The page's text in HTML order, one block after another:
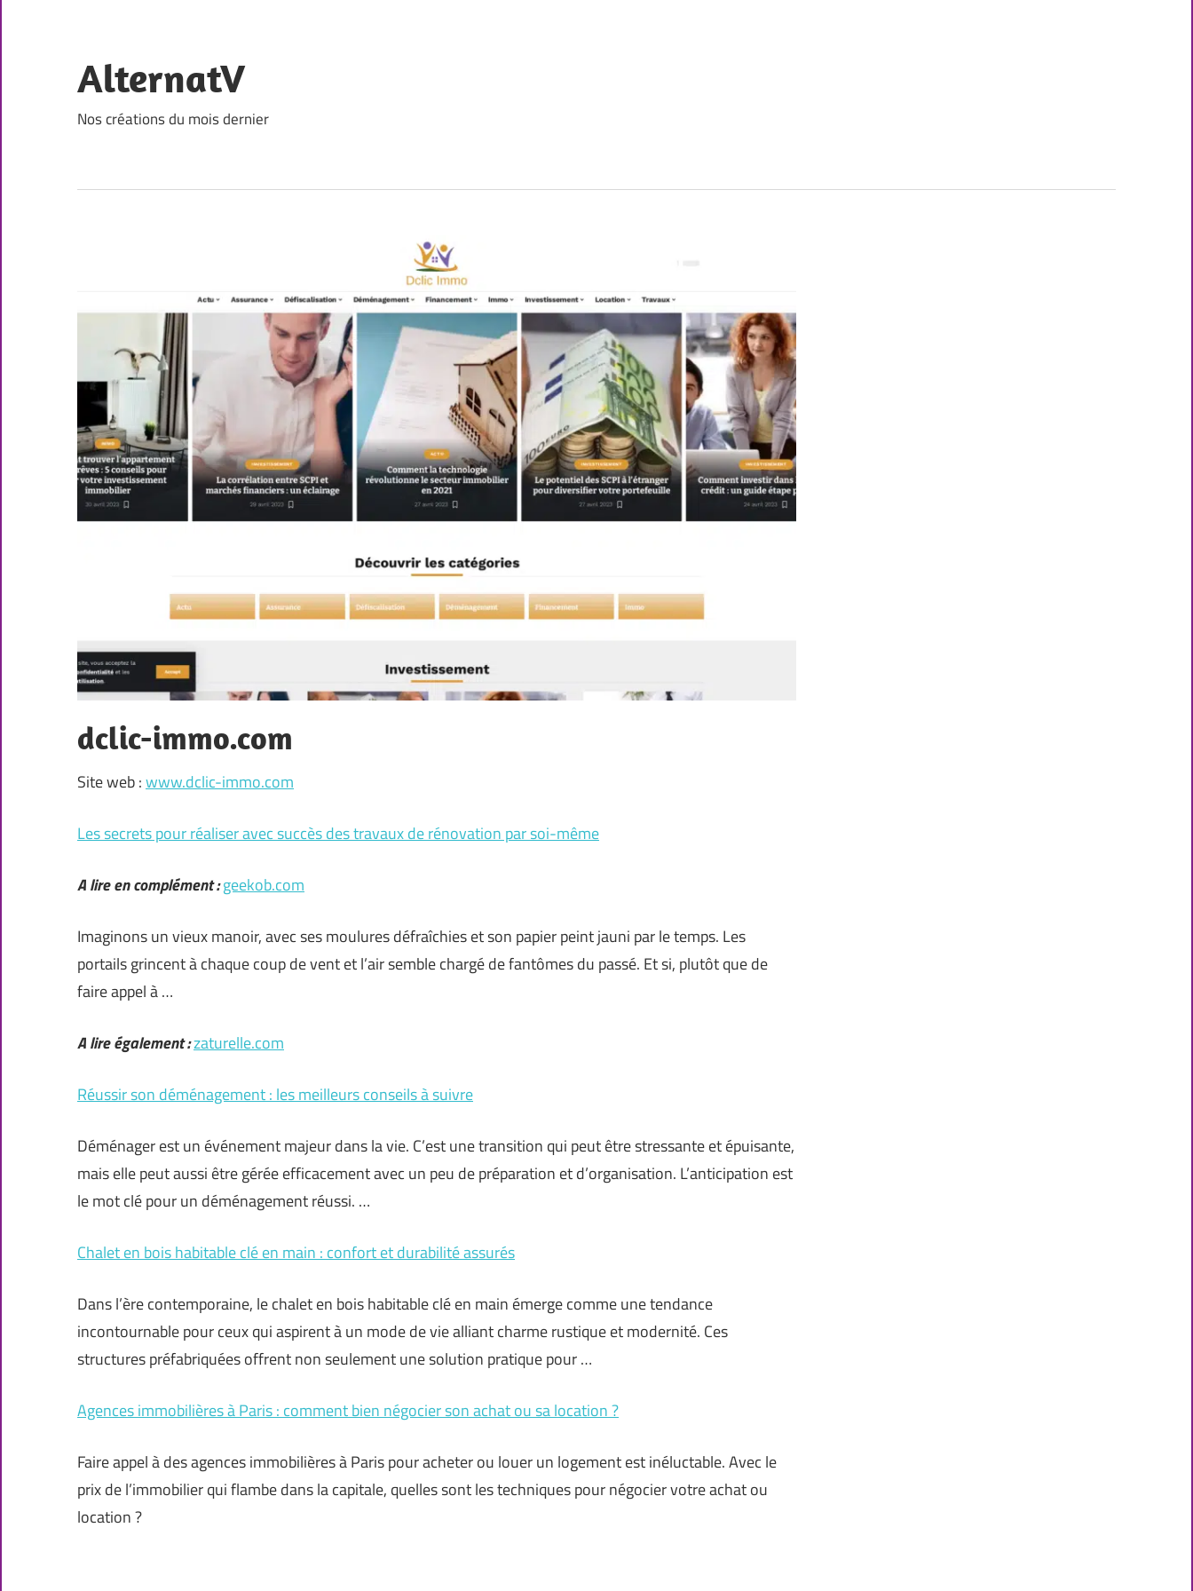
content
AlternatV
Nos créations du mois dernier
dclic-immo.com
Site web :www.dclic-immo.com
Les secrets pour réaliser avec succès des travaux de rénovation par soi-même
A lire en complément :geekob.com
Imaginons un vieux manoir, avec ses moulures défraîchies et son papier peint jauni par le temps. Les
portails grincent à chaque coup de vent et l’air semble chargé de fantômes du passé. Et si, plutôt que de
faire appel à …
A lire également :zaturelle.com
Réussir son déménagement : les meilleurs conseils à suivre
Déménager est un événement majeur dans la vie. C’est une transition qui peut être stressante et épuisante,
mais elle peut aussi être gérée efficacement avec un peu de préparation et d’organisation. L’anticipation est
le mot clé pour un déménagement réussi. …
Chalet en bois habitable clé en main : confort et durabilité assurés
Dans l’ère contemporaine, le chalet en bois habitable clé en main émerge comme une tendance
incontournable pour ceux qui aspirent à un mode de vie alliant charme rustique et modernité. Ces
structures préfabriquées offrent non seulement une solution pratique pour …
Agences immobilières à Paris : comment bien négocier son achat ou sa location ?
Faire appel à des agences immobilières à Paris pour acheter ou louer un logement est inéluctable. Avec le
prix de l’immobilier qui flambe dans la capitale, quelles sont les techniques pour négocier votre achat ou
location ?